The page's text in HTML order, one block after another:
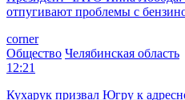
Президент ЧАТО Инна Лобода:
отпугивают проблемы с
corner
Общество Челябинская область